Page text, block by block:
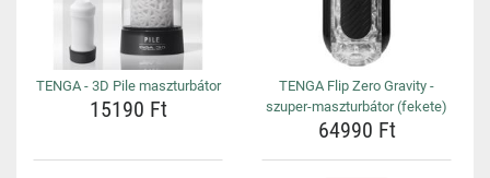
TENGA - 3D Pile maszturbátor
15190 Ft
TENGA Flip Zero Gravity -
szuper-maszturbátor (fekete)
64990 Ft